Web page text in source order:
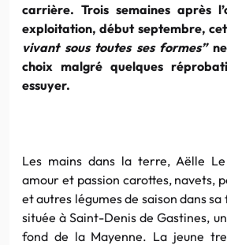
carrière. Trois semaines après
exploitation, début septembre,
vivant sous toutes ses formes”ne
choix malgré quelques
essuyer.
Les mains dans la terre, Aëlle
amour et passion carottes, navets,
et autres légumes de saison dans
située à Saint-Denis de Gastines,
fond de la Mayenne. La jeune